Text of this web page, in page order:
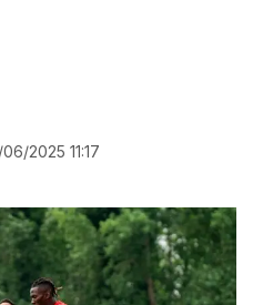
06/2025 11:17